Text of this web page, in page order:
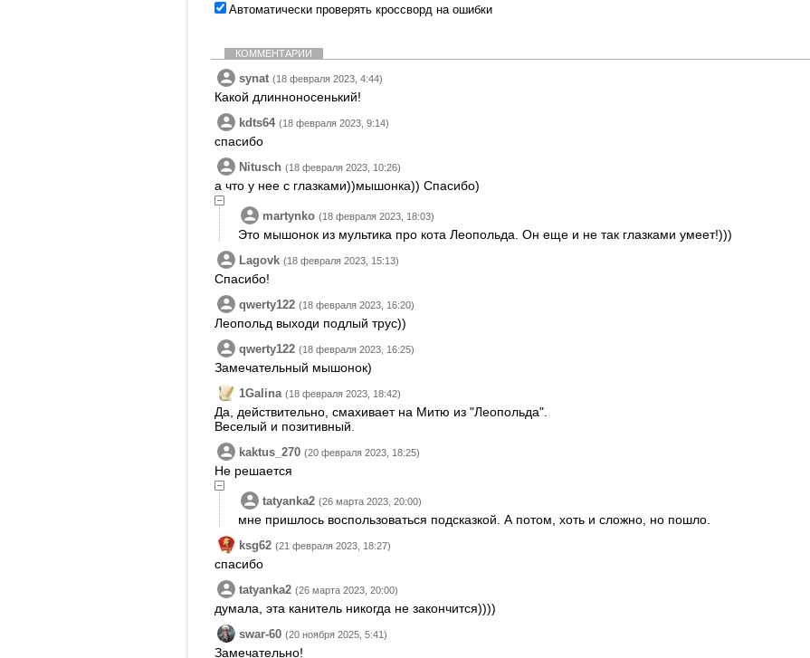
Автоматически проверять кроссворд на ошибки
КОММЕНТАРИИ
synat (18 февраля 2023, 4:44)
Какой длинноносенький!
kdts64 (18 февраля 2023, 9:14)
спасибо
Nitusch (18 февраля 2023, 10:26)
а что у нее с глазками))мышонка)) Спасибо)
martynko (18 февраля 2023, 18:03)
Это мышонок из мультика про кота Леопольда. Он еще и не так глазками умеет!)))
Lagovk (18 февраля 2023, 15:13)
Спасибо!
qwerty122 (18 февраля 2023, 16:20)
Леопольд выходи подлый трус))
qwerty122 (18 февраля 2023, 16:25)
Замечательный мышонок)
1Galina (18 февраля 2023, 18:42)
Да, действительно, смахивает на Митю из "Леопольда".
Веселый и позитивный.
kaktus_270 (20 февраля 2023, 18:25)
Не решается
tatyanka2 (26 марта 2023, 20:00)
мне пришлось воспользоваться подсказкой. А потом, хоть и сложно, но пошло.
ksg62 (21 февраля 2023, 18:27)
спасибо
tatyanka2 (26 марта 2023, 20:00)
думала, эта канитель никогда не закончится))))
swar-60 (20 ноября 2025, 5:41)
Замечательно!